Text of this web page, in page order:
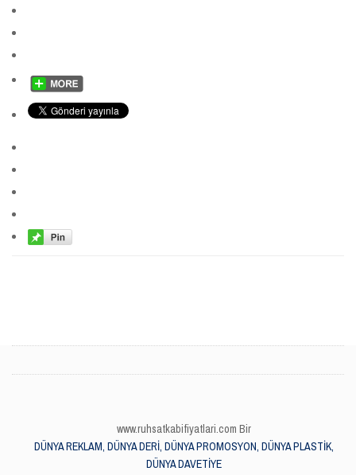
www.ruhsatkabifiyatlari.com Bir
DÜNYA REKLAM, DÜNYA DERİ, DÜNYA PROMOSYON, DÜNYA PLASTİK,
DÜNYA DAVETİYE